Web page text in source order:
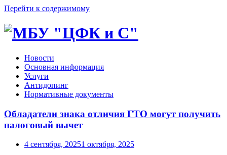
Перейти к содержимому
Новости
Основная информация
Услуги
Антидопинг
Нормативные документы
Обладатели знака отличия ГТО могут получить
налоговый вычет
4 сентября, 20251 октября, 2025